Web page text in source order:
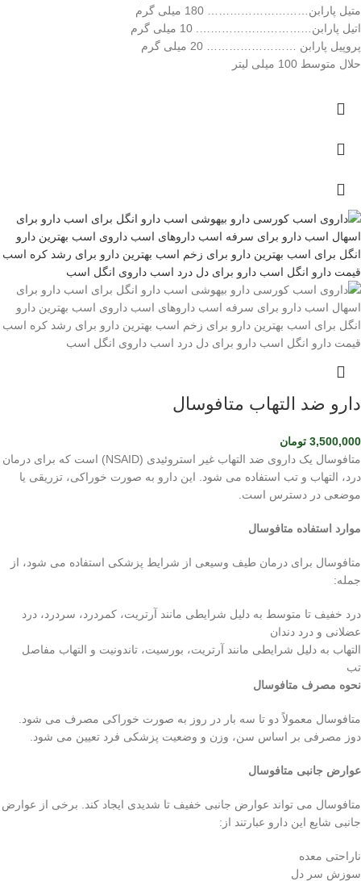
متیل پارابن……………………… 180 میلی گرم
اتیل پارابن…………………………. 10 میلی گرم
پروپیل پارابن …………………… 20 میلی گرم
حلال متوسط 100 میلی لیتر
دارو ضد التهاب متافوسال
3,500,000 تومان
متافوسال یک داروی ضد التهاب غیر استروئیدی (NSAID) است که برای درمان
درد، التهاب و تب استفاده می شود. این دارو به صورت خوراکی، تزریقی یا
موضعی در دسترس است.
موارد استفاده متافوسال
متافوسال برای درمان طیف وسیعی از شرایط پزشکی استفاده می شود، از
جمله:
درد خفیف تا متوسط ​​به دلیل شرایطی مانند آرتریت، کمردرد، سردرد، درد
عضلانی و درد دندان
التهاب به دلیل شرایطی مانند آرتریت، بورسیت، تاندونیت و التهاب مفاصل
تب
نحوه مصرف متافوسال
متافوسال معمولاً دو تا سه بار در روز به صورت خوراکی مصرف می شود.
دوز مصرفی بر اساس سن، وزن و وضعیت پزشکی فرد تعیین می شود.
عوارض جانبی متافوسال
متافوسال می تواند عوارض جانبی خفیف تا شدیدی ایجاد کند. برخی از عوارض
جانبی شایع این دارو عبارتند از:
ناراحتی معده
سوزش سر دل